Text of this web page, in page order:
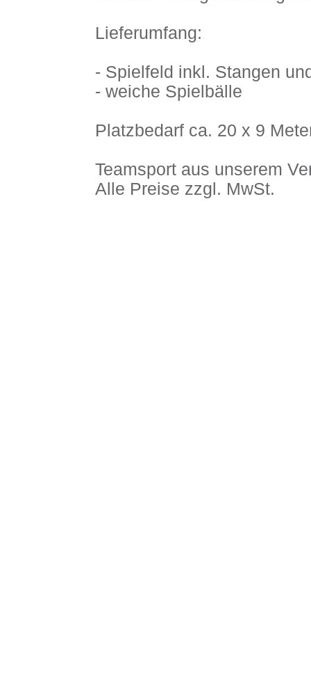
Lieferumfang:
- Spielfeld inkl. Stangen
- weiche Spielbälle
Platzbedarf ca. 20 x 9
Teamsport aus unserem
Alle Preise zzgl. MwSt.